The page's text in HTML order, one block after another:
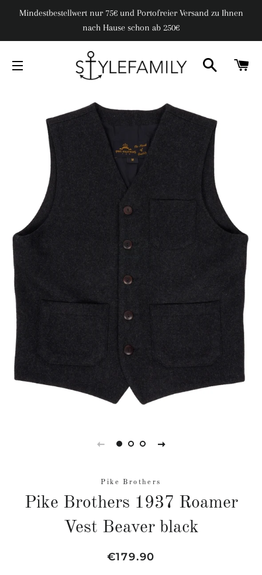
Mindestbestellwert nur 75€ und Portofreier Versand zu Ihnen
nach Hause schon ab 250€
SEITENNAVIGATION
SUCHE
Pike Brothers
Pike Brothers 1937 Roamer
Vest Beaver black
Normaler
Sonderpreis
€179.90